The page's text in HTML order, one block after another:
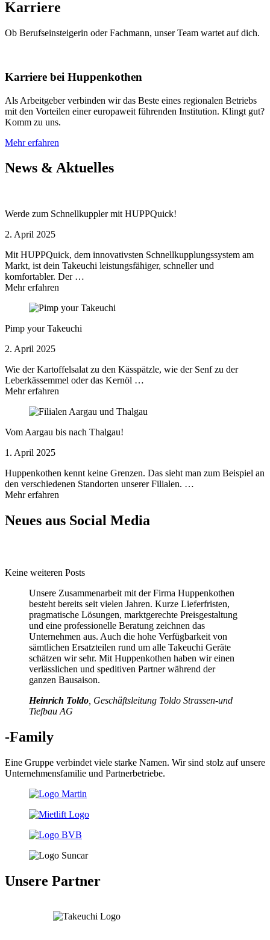
Karriere
Ob Berufseinsteigerin oder Fachmann, unser Team wartet auf dich.
Karriere bei Huppenkothen
Als Arbeitgeber verbinden wir das Beste eines regionalen Betriebs
mit den Vorteilen einer europaweit führenden Institution. Klingt gut?
Komm zu uns.
Mehr erfahren
News & Aktuelles
Werde zum Schnellkuppler mit HUPPQuick!
2. April 2025
Mit HUPPQuick, dem innovativsten Schnell­kupplungs­system am
Markt, ist dein Takeuchi leistungsfähiger, schneller und
komfortabler. Der …
Mehr erfahren
Pimp your Takeuchi
2. April 2025
Wie der Kartoffelsalat zu den Kässpätzle, wie der Senf zu der
Leberkässemmel oder das Kernöl …
Mehr erfahren
Vom Aargau bis nach Thalgau!
1. April 2025
Huppenkothen kennt keine Grenzen. Das sieht man zum Beispiel an
den verschiedenen Standorten unserer Filialen. …
Mehr erfahren
Neues aus Social Media
Keine weiteren Posts
Unsere Zusammenarbeit mit der Firma Huppenkothen
besteht bereits seit vielen Jahren. Kurze Lieferfristen,
pragmatische Lösungen, marktgerechte Preisgestaltung
und eine professionelle Beratung zeichnen das
Unternehmen aus. Auch die hohe Verfügbarkeit von
sämtlichen Ersatzteilen rund um alle Takeuchi Geräte
schätzen wir sehr. Mit Huppenkothen haben wir einen
verlässlichen und speditiven Partner während der
ganzen Bausaison.
Heinrich Toldo , Geschäftsleitung Toldo Strassen-und
Tiefbau AG
-Family
Eine Gruppe verbindet viele starke Namen. Wir sind stolz auf unsere
Unternehmensfamilie und Partnerbetriebe.
Unsere Partner